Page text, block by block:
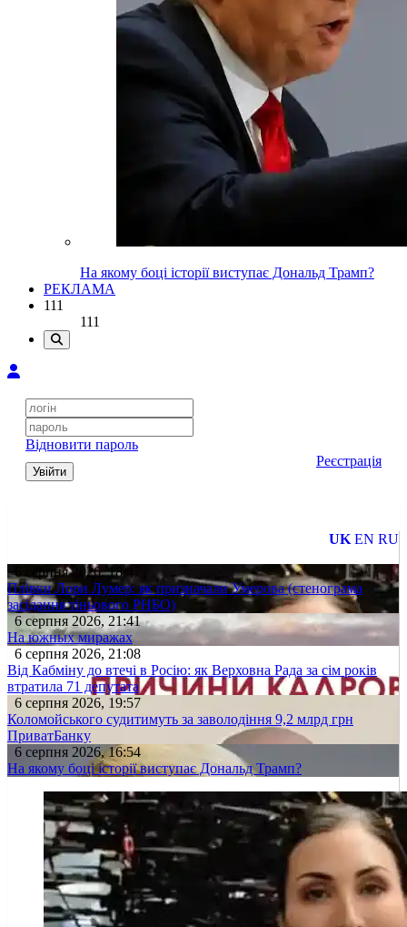
На якому боці історії виступає Дональд Трамп?
РЕКЛАМА
111
111
Відновити пароль
Увійти
Реєстрація
UK EN RU
6 серпня 2026, 18:47
Плівки Лори Лумер: як призначали Умерова (стенограма
засідання тіньового РНБО)
6 серпня 2026, 21:41
На южных миражах
6 серпня 2026, 21:08
Від Кабміну до втечі в Росію: як Верховна Рада за сім років
втратила 71 депутата
6 серпня 2026, 19:57
Коломойського судитимуть за заволодіння 9,2 млрд грн
ПриватБанку
6 серпня 2026, 16:54
На якому боці історії виступає Дональд Трамп?